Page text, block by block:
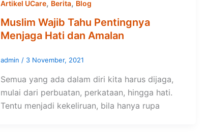
Artikel UCare, Berita, Blog
Muslim Wajib Tahu Pentingnya
Menjaga Hati dan Amalan
admin / 3 November, 2021
Semua yang ada dalam diri kita harus dijaga,
mulai dari perbuatan, perkataan, hingga hati.
Tentu menjadi kekeliruan, bila hanya rupa